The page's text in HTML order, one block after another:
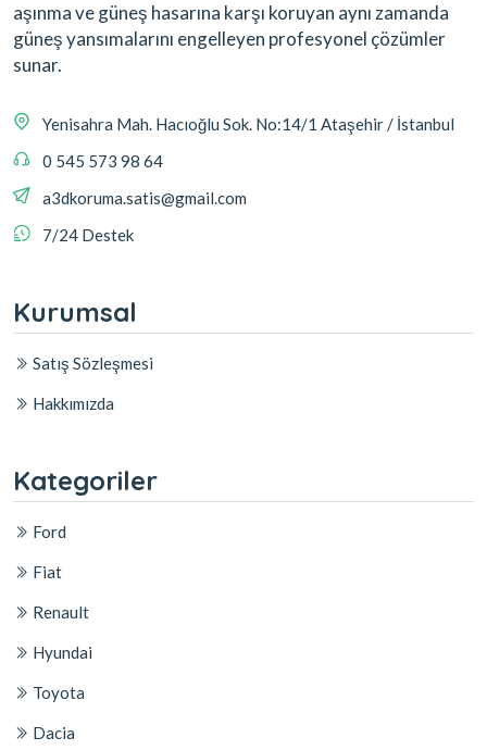
aşınma ve güneş hasarına karşı koruyan aynı zamanda
güneş yansımalarını engelleyen profesyonel çözümler
sunar.
Yenisahra Mah. Hacıoğlu Sok. No:14/1 Ataşehir / İstanbul
0 545 573 98 64
a3dkoruma.satis@gmail.com
7/24 Destek
Kurumsal
Satış Sözleşmesi
Hakkımızda
Kategoriler
Ford
Fiat
Renault
Hyundai
Toyota
Dacia